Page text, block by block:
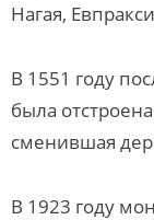
Нагая,
В 1551 году
была
сменившая
В 1923 году